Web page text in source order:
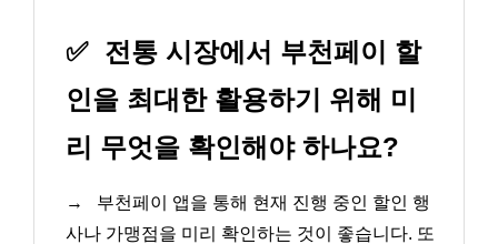
✅ 전통 시장에서 부천페이 할
인을 최대한 활용하기 위해 미
리 무엇을 확인해야 하나요?
→
부천페이 앱을 통해 현재 진행 중인 할인 행
사나 가맹점을 미리 확인하는 것이 좋습니다. 또